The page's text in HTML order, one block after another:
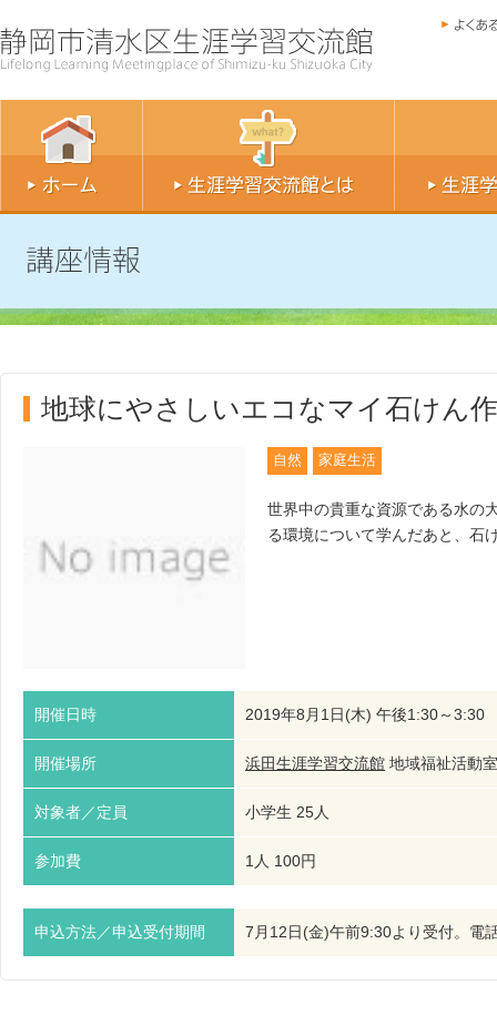
地球にやさしいエコなマイ石けん
自然 家庭生活
世界中の貴重な資源である水の
る環境について学んだあと、石
開催日時 2019年8月1日(木) 午後1:30～3:30
開催場所 浜田生涯学習交流館 地域福祉活
対象者／定員 小学生 25人
参加費 1人 100円
申込方法／申込受付期間 7月12日(金)午前9:30より受付。電